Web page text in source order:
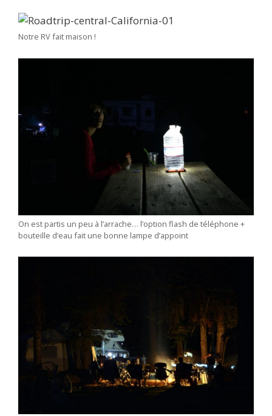
Notre RV fait maison !
On est partis un peu à l’arrache… l’option flash de téléphone +
bouteille d’eau fait une bonne lampe d’appoint